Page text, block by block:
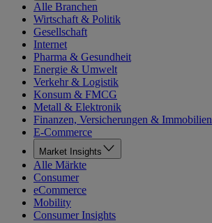
Alle Branchen
Wirtschaft & Politik
Gesellschaft
Internet
Pharma & Gesundheit
Energie & Umwelt
Verkehr & Logistik
Konsum & FMCG
Metall & Elektronik
Finanzen, Versicherungen & Immobilien
E-Commerce
Market Insights
Alle Märkte
Consumer
eCommerce
Mobility
Consumer Insights